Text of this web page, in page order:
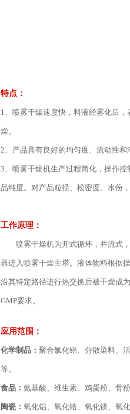
特点：
1、喷雾干燥速度快，料液经雾化后
燥。
2、产品具有良好的均匀度、流动性和
3、喷雾干燥机生产过程简化，操作
品纯度。对产品粒径、松密度、水份
工作原理：
喷雾干燥机为开式循环，并流式，
器进入喷雾干燥主塔。液体物料根据
沿其特定路径进行热交换后被干燥成
GMP要求。
应用范围：
化学制品： 聚合氯化铝、分散染料、
等。
食品： 氨基酸、维生素、鸡蛋粉、骨
陶瓷： 氧化铝、氧化锆、氧化镁、氧